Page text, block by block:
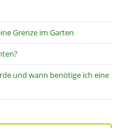
Grenze im Garten
und wann benötige ich eine